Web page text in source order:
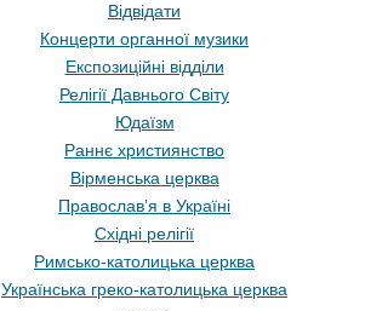
Відвідати
Концерти органної музики
Експозиційні відділи
Релігії Давнього Світу
Юдаїзм
Раннє християнство
Вірменська церква
Православ’я в Україні
Східні релігії
Римсько-католицька церква
Українська греко-католицька церква